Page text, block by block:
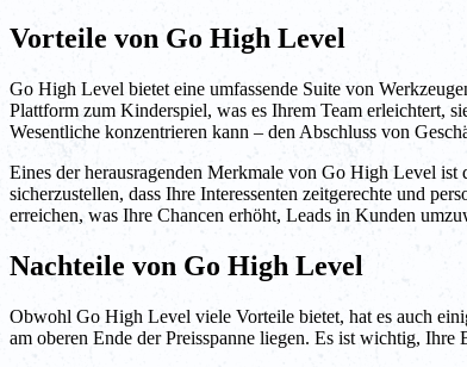
Vorteile von Go High Level
Go High Level bietet eine umfassende Suite von
Plattform zum Kinderspiel, was es Ihrem Team erleichtert,
Wesentliche konzentrieren kann – den Abschluss von
Eines der herausragenden Merkmale von Go High Level
sicherzustellen, dass Ihre Interessenten zeitgerechte und
erreichen, was Ihre Chancen erhöht, Leads in Kunden
Nachteile von Go High Level
Obwohl Go High Level viele Vorteile bietet, hat es auch
am oberen Ende der Preisspanne liegen. Es ist wichtig,